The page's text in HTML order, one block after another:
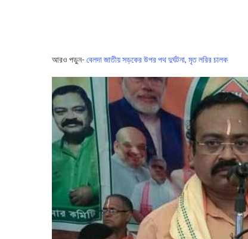
আরও পড়ুন- বেলদা জাতীয় সড়কের উপর পথ দুর্ঘটনা, মৃত লরির চালক